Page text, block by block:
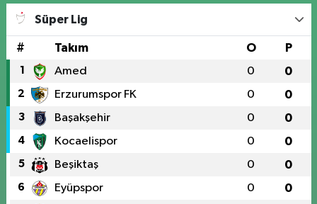
Süper Lig
# Takım O P
1 Amed 0 0
2 Erzurumspor FK 0 0
3 Başakşehir 0 0
4 Kocaelispor 0 0
5 Beşiktaş 0 0
6 Eyüpspor 0 0